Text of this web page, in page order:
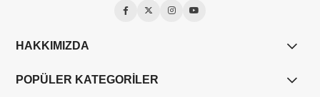
HAKKIMIZDA
POPÜLER KATEGORİLER